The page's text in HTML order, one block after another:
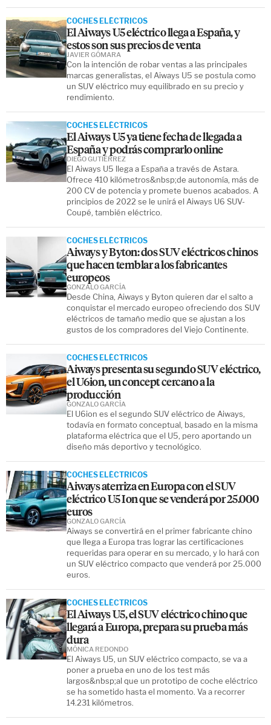
COCHES ELÉCTRICOS
El Aiways U5 eléctrico llega a España, y
estos son sus precios de venta
Con la intención de robar ventas a las principales
marcas generalistas, el Aiways U5 se postula como
un SUV eléctrico muy equilibrado en su precio y
rendimiento.
JAVIER GÓMARA
COCHES ELÉCTRICOS
El Aiways U5 ya tiene fecha de llegada a
España y podrás comprarlo online
El Aiways U5 llega a España a través de Astara.
Ofrece 410 kilómetros&nbsp;de autonomía, más de
200 CV de potencia y promete buenos acabados. A
principios de 2022 se le unirá el Aiways U6 SUV-
Coupé, también eléctrico.
DIEGO GUTIÉRREZ
COCHES ELÉCTRICOS
Aiways y Byton: dos SUV eléctricos chinos
que hacen temblar a los fabricantes
europeos
Desde China, Aiways y Byton quieren dar el salto a
conquistar el mercado europeo ofreciendo dos SUV
eléctricos de tamaño medio que se ajustan a los
gustos de los compradores del Viejo Continente.
GONZALO GARCÍA
COCHES ELÉCTRICOS
Aiways presenta su segundo SUV eléctrico,
el U6ion, un concept cercano a la
producción
El U6ion es el segundo SUV eléctrico de Aiways,
todavía en formato conceptual, basado en la misma
plataforma eléctrica que el U5, pero aportando un
diseño más deportivo y tecnológico.
GONZALO GARCÍA
COCHES ELÉCTRICOS
Aiways aterriza en Europa con el SUV
eléctrico U5 Ion que se venderá por 25.000
euros
Aiways se convertirá en el primer fabricante chino
que llega a Europa tras lograr las certificaciones
requeridas para operar en su mercado, y lo hará con
un SUV eléctrico compacto que venderá por 25.000
euros.
GONZALO GARCÍA
COCHES ELÉCTRICOS
El Aiways U5, el SUV eléctrico chino que
llegará a Europa, prepara su prueba más
dura
El Aiways U5, un SUV eléctrico compacto, se va a
poner a prueba en uno de los test más
largos&nbsp;al que un prototipo de coche eléctrico
se ha sometido hasta el momento. Va a recorrer
14.231 kilómetros.
MÓNICA REDONDO